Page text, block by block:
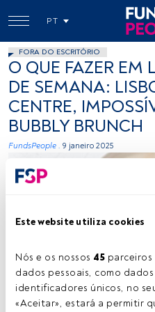
Este website utiliza cookies
Nós e os nossos 45 parceiros
dados pessoais, como
identificadores únicos, no
«Aceitar», estará a permitir
PT
FORA DO ESCRITÓRIO
O QUE FAZER EM
DE SEMANA:
CENTRE,
BUBBLY BRUNCH
FundsPeople . 9 janeiro 2025
Créditos: Brooke Lark (Unsplash)